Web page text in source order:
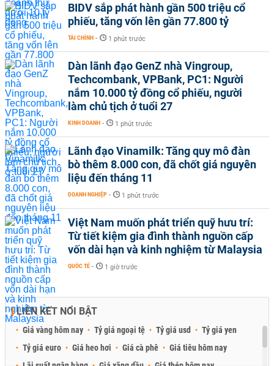
BIDV sắp phát hành gần 500 triệu cổ
phiếu, tăng vốn lên gần 77.800 tỷ
TÀI CHÍNH - 1 phút trước
Dàn lãnh đạo GenZ nhà Vingroup,
Techcombank, VPBank, PC1: Người
nắm 10.000 tỷ đồng cổ phiếu, người
làm chủ tịch ở tuổi 27
KINH DOANH - 1 phút trước
Lãnh đạo Vinamilk: Tăng quy mô đàn
bò thêm 8.000 con, đã chốt giá nguyên
liệu đến tháng 11
DOANH NGHIỆP - 1 phút trước
Việt Nam muốn phát triển quỹ hưu trí:
Từ tiết kiệm gia đình thành nguồn cấp
vốn dài hạn và kinh nghiệm từ Malaysia
QUỐC TẾ - 1 giờ trước
LIÊN KẾT NỔI BẬT
Giá vàng hôm nay Tỷ giá ngoại tệ Tỷ giá usd
Tỷ giá yen
Tỷ giá euro
Giá heo hơi Giá cà phê
Giá tiêu hôm nay